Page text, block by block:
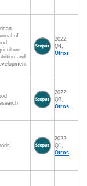
of
and
2022:
Q4,
Otros
2022:
Q3,
Otros
2022:
Q1,
Otros